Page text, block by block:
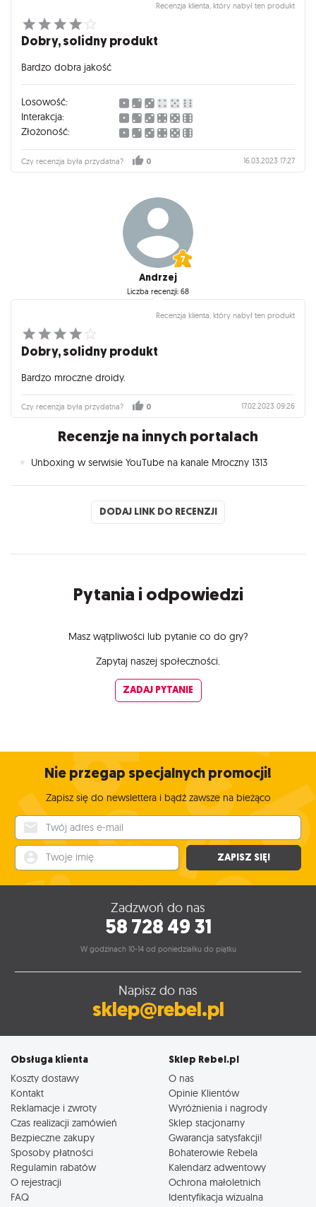
Recenzja klienta, który nabył ten produkt
Dobry, solidny produkt
Bardzo dobra jakość
Losowość:
Interakcja:
Złożoność:
Czy recenzja była przydatna? 0 16.03.2023 17:27
Andrzej
Liczba recenzji: 68
Recenzja klienta, który nabył ten produkt
Dobry, solidny produkt
Bardzo mroczne droidy.
Czy recenzja była przydatna? 0 17.02.2023 09:26
Recenzje na innych portalach
Unboxing w serwisie YouTube na kanale Mroczny 1313
DODAJ LINK DO RECENZJI
Pytania i odpowiedzi
Masz wątpliwości lub pytanie co do gry?
Zapytaj naszej społeczności.
ZADAJ PYTANIE
Nie przegap specjalnych promocji!
Zapisz się do newslettera i bądź zawsze na bieżąco
ZAPISZ SIĘ!
Zadzwoń do nas
58 728 49 31
W godzinach 10-14 od poniedziałku do piątku
Napisz do nas
sklep@rebel.pl
Obsługa klienta
Koszty dostawy
Kontakt
Reklamacje i zwroty
Czas realizacji zamówień
Bezpieczne zakupy
Sposoby płatności
Regulamin rabatów
O rejestracji
FAQ
Sklep Rebel.pl
O nas
Opinie Klientów
Wyróżnienia i nagrody
Sklep stacjonarny
Gwarancja satysfakcji!
Bohaterowie Rebela
Kalendarz adwentowy
Ochrona małoletnich
Identyfikacja wizualna